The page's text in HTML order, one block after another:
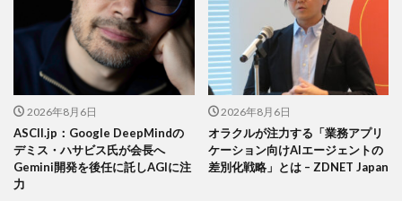
2026年8月6日
ASCII.jp：Google DeepMindの
デミス・ハサビス氏が会長へ
Gemini開発を後任に託しAGIに注
力
2026年8月6日
オラクルが注力する「業務アプリ
ケーション向けAIエージェントの
差別化戦略」とは – ZDNET Japan